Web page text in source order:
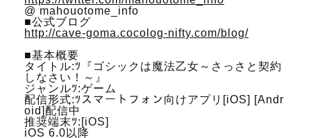
@ mahouotome_info
■公式ブログ
http://cave-goma.cocolog-nifty.com/blog/
■基本概要
タイトル:ﾂ『ゴシックは魔法乙女～さっさと契約
しなさい！～』
ジャンルﾂ:ゲーム
配信形式:ﾂスマートフォン向けアプリ[iOS] [Andr
oid]配信中
推奨端末ﾂ:[iOS]
iOS 6.0以降